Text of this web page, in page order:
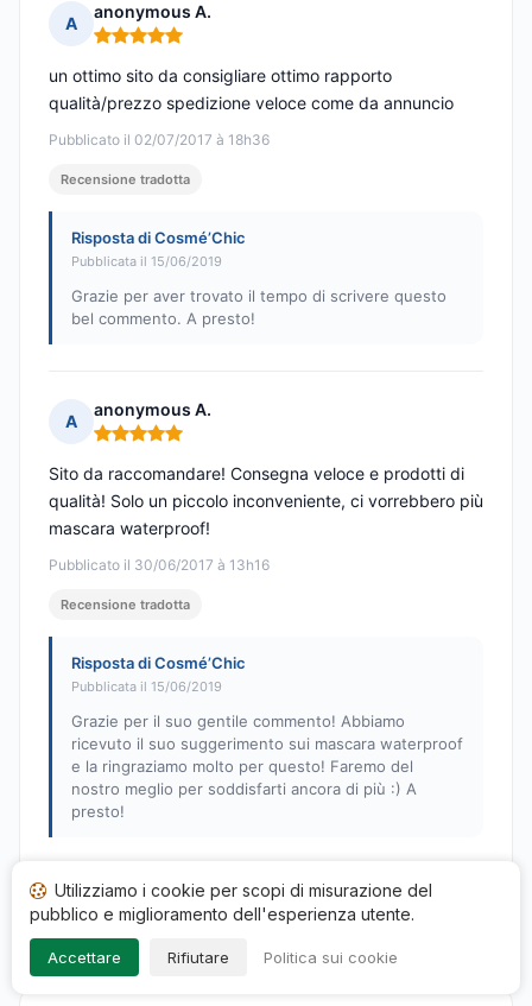
A
anonymous A.
Nota: 5 su 5
Pubblicato il 02/07/2017 à 18h36
un ottimo sito da consigliare ottimo rapporto
qualità/prezzo spedizione veloce come da annuncio
Recensione tradotta
Risposta di Cosmé’Chic
Pubblicata il 15/06/2019
Grazie per aver trovato il tempo di scrivere questo
bel commento. A presto!
A
anonymous A.
Nota: 5 su 5
Pubblicato il 30/06/2017 à 13h16
Sito da raccomandare! Consegna veloce e prodotti di
qualità! Solo un piccolo inconveniente, ci vorrebbero più
mascara waterproof!
Recensione tradotta
Risposta di Cosmé’Chic
Pubblicata il 15/06/2019
Grazie per il suo gentile commento! Abbiamo
ricevuto il suo suggerimento sui mascara waterproof
e la ringraziamo molto per questo! Faremo del
nostro meglio per soddisfarti ancora di più :) A
presto!
1 …
Utilizziamo i cookie per scopi di misurazione del
pubblico e miglioramento dell'esperienza utente.
Accettare Rifiutare Politica sui cookie